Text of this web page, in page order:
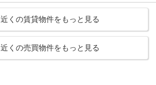
近くの賃貸物件をもっと見る
近くの売買物件をもっと見る